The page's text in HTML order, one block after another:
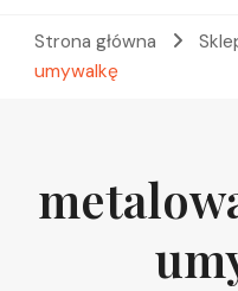
Strona główna
umywalkę